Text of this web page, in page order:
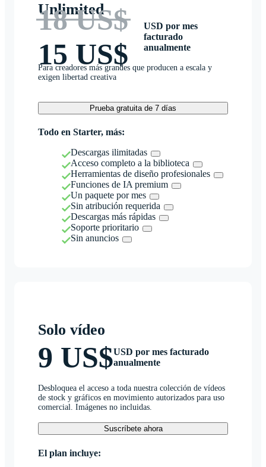
Unlimited
18 US$
15 US$
USD por mes
facturado
anualmente
Para creadores más grandes que producen a escala y
exigen libertad creativa
Prueba gratuita de 7 días
Todo en Starter, más:
Descargas ilimitadas
Acceso completo a la biblioteca
Herramientas de diseño profesionales
Funciones de IA premium
Un paquete por mes
Sin atribución requerida
Descargas más rápidas
Soporte prioritario
Sin anuncios
Solo vídeo
9 US$USD por mes facturado
anualmente
Desbloquea el acceso a toda nuestra colección de vídeos
de stock y gráficos en movimiento autorizados para uso
comercial. Imágenes no incluidas.
Suscríbete ahora
El plan incluye: